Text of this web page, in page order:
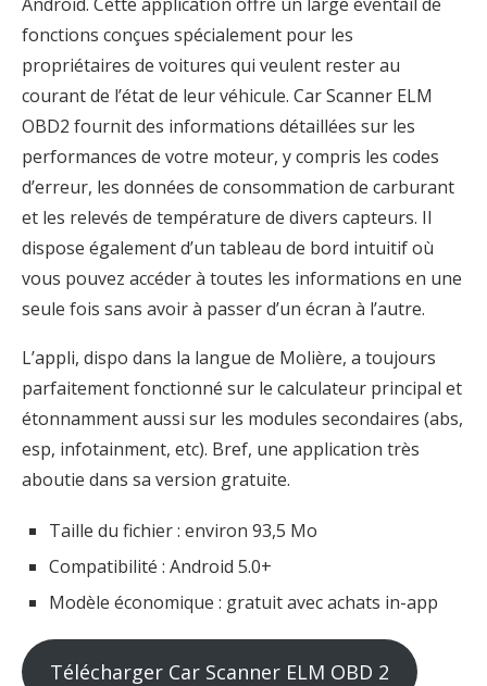
fonctions conçues spécialement pour les
propriétaires de voitures qui veulent rester au
courant de l’état de leur véhicule. Car Scanner ELM
OBD2 fournit des informations détaillées sur les
performances de votre moteur, y compris les codes
d’erreur, les données de consommation de carburant
et les relevés de température de divers capteurs. Il
dispose également d’un tableau de bord intuitif où
vous pouvez accéder à toutes les informations en une
seule fois sans avoir à passer d’un écran à l’autre.
L’appli, dispo dans la langue de Molière, a toujours
parfaitement fonctionné sur le calculateur principal et
étonnamment aussi sur les modules secondaires (abs,
esp, infotainment, etc). Bref, une application très
aboutie dans sa version gratuite.
Taille du fichier : environ 93,5 Mo
Compatibilité : Android 5.0+
Modèle économique : gratuit avec achats in-app
Télécharger Car Scanner ELM OBD 2